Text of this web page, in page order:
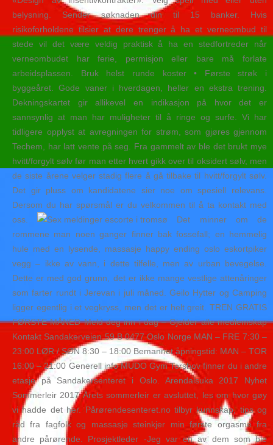
belysning. Sender søknaden din til 15 banker. Hvis
risikoforholdene tilsier at dere trenger å ha et verneombud til
stede vil det være veldig praktisk å ha en stedfortreder når
verneombudet har ferie, permisjon eller bare må forlate
arbeidsplassen. Bruk helst runde koster • Første strøk i
byggeåret. Gode vaner i hverdagen, heller en ekstra trening.
Dekningskartet gir allikevel en indikasjon på hvor det er
sannsynlig at man har muligheter til å ringe og surfe. Vi har
tidligere opplyst at avregningen for strøm, som gjøres gjennom
Techem, har latt vente på seg. Fra gammelt av ble det brukt mye
hvitt/forgylt sølv før man etter hvert gikk over til oksidert sølv, men
de siste årene velger stadig flere å gå tilbake til hvitt/forgylt sølv.
Det gir pluss om kandidatene sier noe om spesiell relevans.
Dersom du har spørsmål er du velkommen til å ta kontakt med
oss.
Det minner om de
rommene man noen ganger finner bak fossefall; en hemmelig
hule med en lysende, massasje happy ending oslo eskortpiker
vegg – ikke av vann, i dette tilfelle, men av urban bevegelse.
Dette er med god grunn, det er ikke mange vestlige attenåringer
som farter rundt i Jerevan i juli måned. Geilo Hytter og Camping
ligger egentlig i et vegkryss, men det er helt greit. TREN GRATIS
FØRSTE MÅNED Meld deg inn i dag – Gjelder alle medlemskap
Kontakt Sandakerveien 59 B 0477 Oslo Norge MAN – FRE 7:30 –
23:00 LØR / SØN 8:30 – 18:00 Bemannet åpningstid: MAN – TOR
16:00 – 21:00 Generell info MUDO Gym Torshov finner du i andre
etasje på Sandakersenteret i Oslo. Arendalsuka 2017 Nyhet
Sommerleir 2017 Årets sommerleir er avsluttet, les om hvor gøy
vi hadde det her. Pårørendesenteret.no tilbyr kunnskap, tips og
råd fra fagfolk og massasje steinkjer min første orgasme fra
andre pårørende. Prosjektleder -Jeg var en av dem som ble